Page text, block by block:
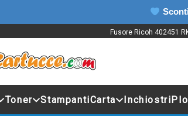
Fusore Ricoh 402451
Toner StampantiCarta Inchiostri